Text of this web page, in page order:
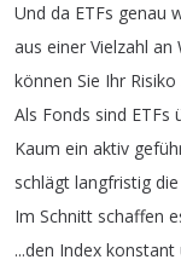
Und da ETFs genau
aus einer Vielzahl an
können Sie Ihr Risiko
Als Fonds sind ETFs
Kaum ein aktiv
schlägt langfristig die
Im Schnitt schaffen
...den Index konstant